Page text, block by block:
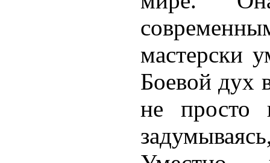
мастерски
Боевой дух
не просто